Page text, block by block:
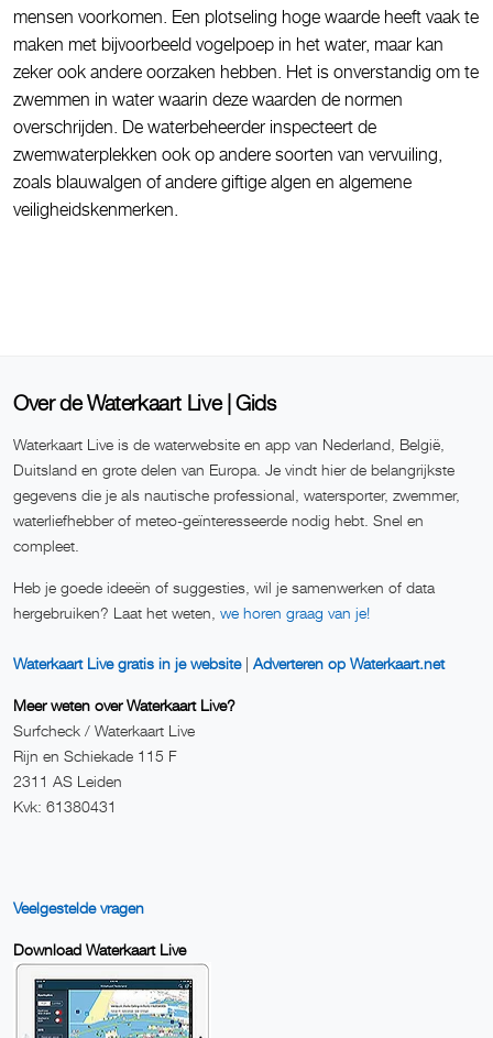
mensen voorkomen. Een plotseling hoge waarde heeft vaak te
maken met bijvoorbeeld vogelpoep in het water, maar kan
zeker ook andere oorzaken hebben. Het is onverstandig om te
zwemmen in water waarin deze waarden de normen
overschrijden. De waterbeheerder inspecteert de
zwemwaterplekken ook op andere soorten van vervuiling,
zoals blauwalgen of andere giftige algen en algemene
veiligheidskenmerken.
Over de Waterkaart Live | Gids
Waterkaart Live is de waterwebsite en app van Nederland, België,
Duitsland en grote delen van Europa. Je vindt hier de belangrijkste
gegevens die je als nautische professional, watersporter, zwemmer,
waterliefhebber of meteo-geïnteresseerde nodig hebt. Snel en
compleet.
Heb je goede ideeën of suggesties, wil je samenwerken of data
hergebruiken? Laat het weten, we horen graag van je!
Waterkaart Live gratis in je website| Adverteren op Waterkaart.net
Meer weten over Waterkaart Live?
Surfcheck / Waterkaart Live
Rijn en Schiekade 115 F
2311 AS Leiden
Kvk: 61380431
Veelgestelde vragen
Download Waterkaart Live